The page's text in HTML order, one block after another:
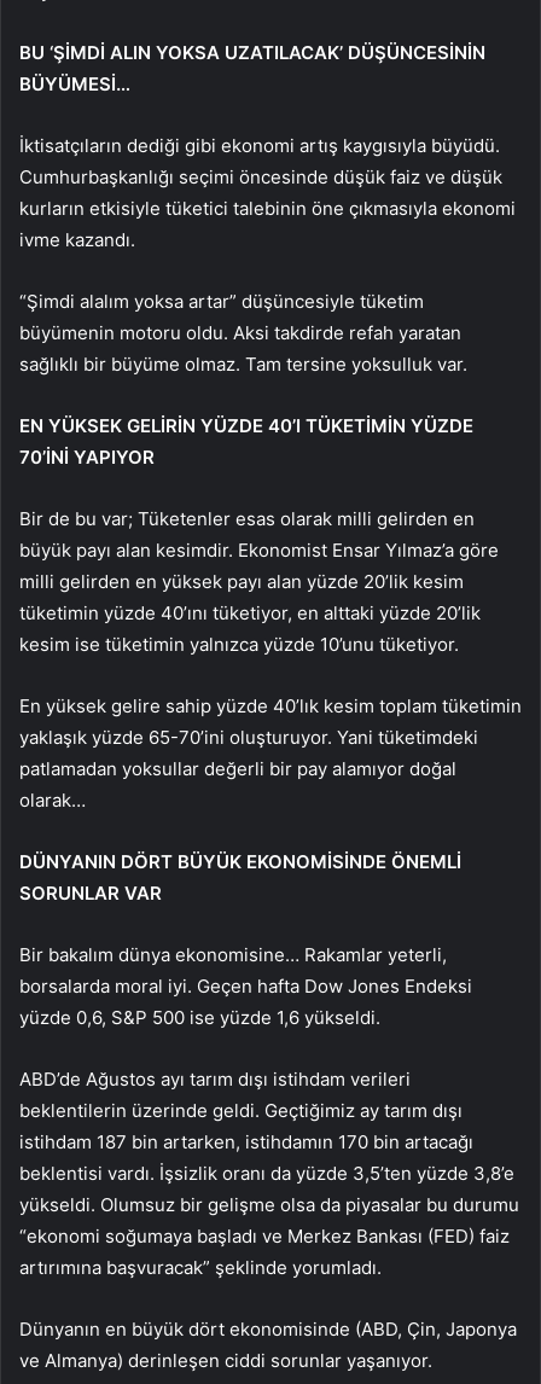
BU ‘ŞİMDİ ALIN YOKSA UZATILACAK’ DÜŞÜNCESİNİN
BÜYÜMESİ…
İktisatçıların dediği gibi ekonomi artış kaygısıyla büyüdü.
Cumhurbaşkanlığı seçimi öncesinde düşük faiz ve düşük
kurların etkisiyle tüketici talebinin öne çıkmasıyla ekonomi
ivme kazandı.
“Şimdi alalım yoksa artar” düşüncesiyle tüketim
büyümenin motoru oldu. Aksi takdirde refah yaratan
sağlıklı bir büyüme olmaz. Tam tersine yoksulluk var.
EN YÜKSEK GELİRİN YÜZDE 40’I TÜKETİMİN YÜZDE
70’İNİ YAPIYOR
Bir de bu var; Tüketenler esas olarak milli gelirden en
büyük payı alan kesimdir. Ekonomist Ensar Yılmaz’a göre
milli gelirden en yüksek payı alan yüzde 20’lik kesim
tüketimin yüzde 40’ını tüketiyor, en alttaki yüzde 20’lik
kesim ise tüketimin yalnızca yüzde 10’unu tüketiyor.
En yüksek gelire sahip yüzde 40’lık kesim toplam tüketimin
yaklaşık yüzde 65-70’ini oluşturuyor. Yani tüketimdeki
patlamadan yoksullar değerli bir pay alamıyor doğal
olarak…
DÜNYANIN DÖRT BÜYÜK EKONOMİSİNDE ÖNEMLİ
SORUNLAR VAR
Bir bakalım dünya ekonomisine… Rakamlar yeterli,
borsalarda moral iyi. Geçen hafta Dow Jones Endeksi
yüzde 0,6, S&P 500 ise yüzde 1,6 yükseldi.
ABD’de Ağustos ayı tarım dışı istihdam verileri
beklentilerin üzerinde geldi. Geçtiğimiz ay tarım dışı
istihdam 187 bin artarken, istihdamın 170 bin artacağı
beklentisi vardı. İşsizlik oranı da yüzde 3,5’ten yüzde 3,8’e
yükseldi. Olumsuz bir gelişme olsa da piyasalar bu durumu
“ekonomi soğumaya başladı ve Merkez Bankası (FED) faiz
artırımına başvuracak” şeklinde yorumladı.
Dünyanın en büyük dört ekonomisinde (ABD, Çin, Japonya
ve Almanya) derinleşen ciddi sorunlar yaşanıyor.